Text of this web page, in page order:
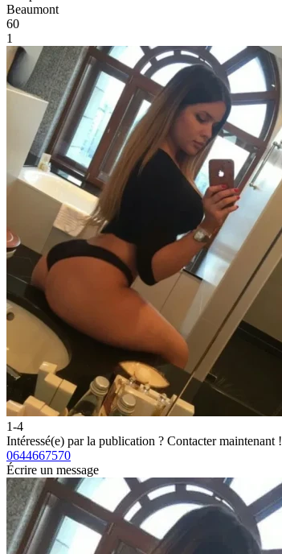
Beaumont
60
1
1-4
Intéressé(e) par la publication ? Contacter maintenant !
0644667570
Écrire un message